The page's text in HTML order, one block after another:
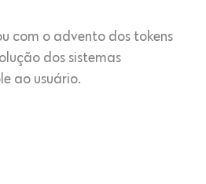
com o advento dos tokens
dos sistemas
ao usuário.